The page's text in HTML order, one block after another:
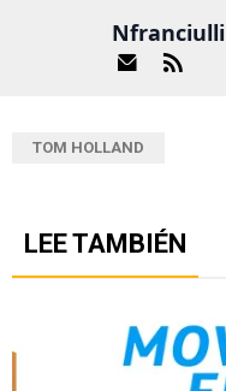
Nfranciulli
TOM HOLLAND
LEE TAMBIÉN